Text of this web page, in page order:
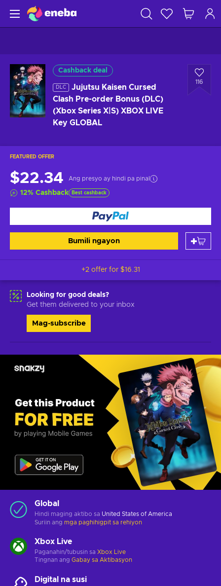
Cashback deal
DLC
Jujutsu Kaisen Cursed
Clash Pre-order Bonus (DLC)
(Xbox Series X|S) XBOX LIVE
Key GLOBAL
116
FEATURED OFFER
$22.34 Ang presyo ay hindi pa pinal
12% Cashback Best cashback
Bumili ngayon
+2 offer for $16.31
Looking for good deals?
Get them delivered to your inbox
Mag-subscribe
Global
Hindi maging aktibo sa United States of America
Suriin ang mga paghihigpit sa rehiyon
Xbox Live
Paganahin/tubusin sa Xbox Live
Tingnan ang Gabay sa Aktibasyon
Digital na susi